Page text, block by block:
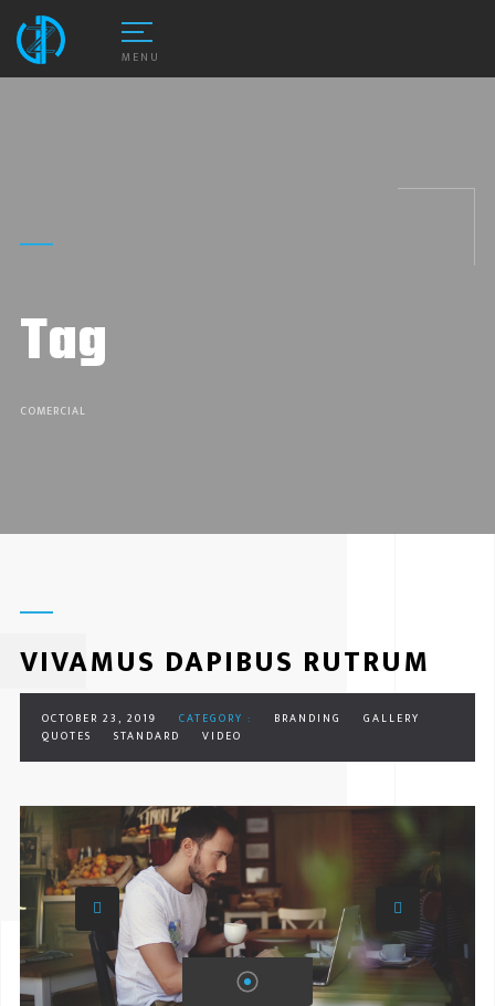
MENU
Tag
COMERCIAL
VIVAMUS DAPIBUS RUTRUM
OCTOBER 23, 2019 CATEGORY : BRANDING
GALLERY
QUOTES
STANDARD VIDEO